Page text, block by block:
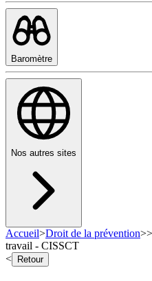
Baromètre
Nos autres sites
Accueil>Droit de la prévention>>
travail - CISSCT
<
Retour